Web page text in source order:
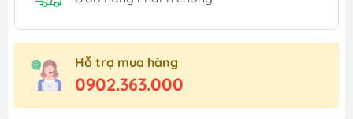
Hỗ trợ mua hàng
0902.363.000